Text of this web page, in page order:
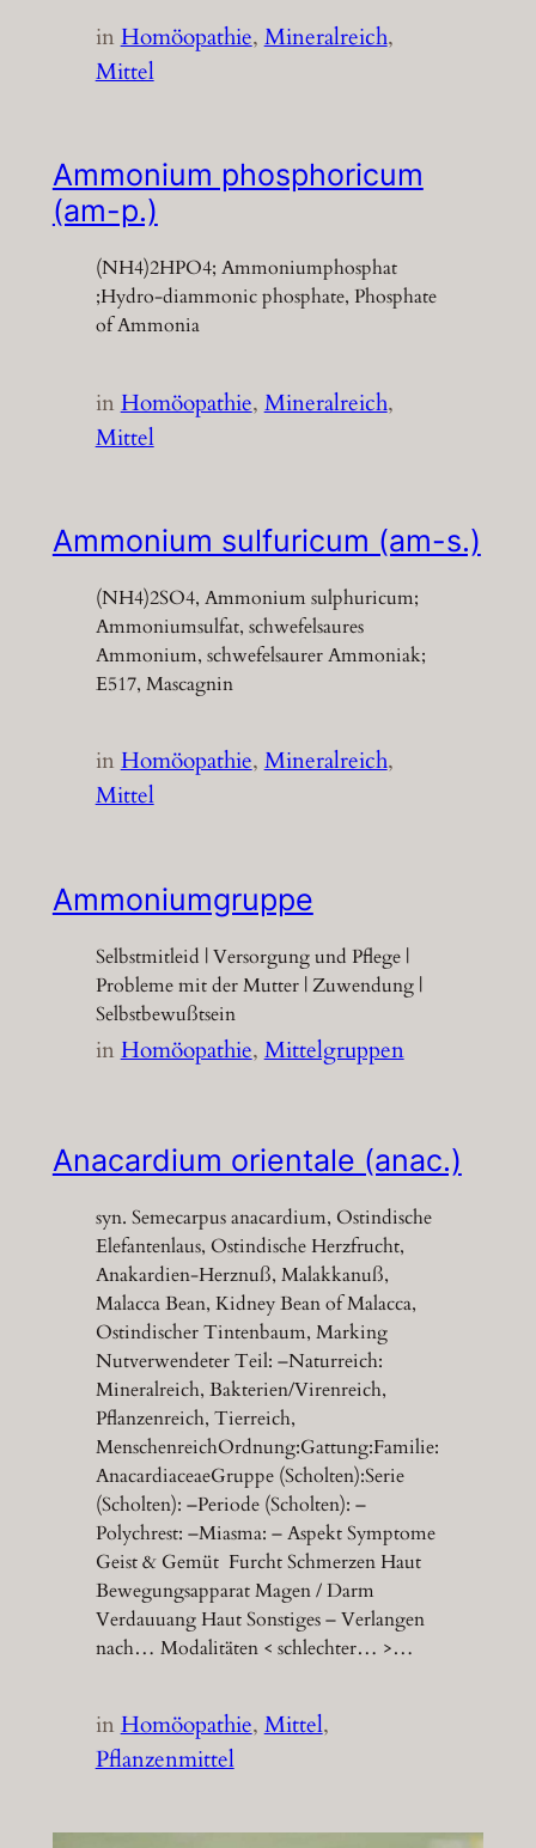
inHomöopathie, Mineralreich
Mittel
Ammonium phosphoricum
(am-p.)
(NH4)2HPO4; Ammoniumphosphat
;Hydro-diammonic phosphate, Phosphate
of Ammonia
inHomöopathie, Mineralreich
Mittel
Ammonium sulfuricum (am-s.)
(NH4)2SO4, Ammonium sulphuricum;
Ammoniumsulfat, schwefelsaures
Ammonium, schwefelsaurer Ammoniak;
E517, Mascagnin
inHomöopathie, Mineralreich
Mittel
Ammoniumgruppe
Selbstmitleid | Versorgung und Pflege |
Probleme mit der Mutter | Zuwendung |
Selbstbewußtsein
inHomöopathie, Mittelgruppen
Anacardium orientale (anac.)
syn. Semecarpus anacardium, Ostindische
Elefantenlaus, Ostindische Herzfrucht,
Anakardien-Herznuß, Malakkanuß,
Malacca Bean, Kidney Bean of Malacca,
Ostindischer Tintenbaum, Marking
Nutverwendeter Teil: –Naturreich:
Mineralreich, Bakterien/Virenreich,
Pflanzenreich, Tierreich,
MenschenreichOrdnung:Gattung:Familie:
AnacardiaceaeGruppe (Scholten):Serie
(Scholten): –Periode (Scholten): –
Polychrest: –Miasma: – Aspekt Symptome
Geist & Gemüt Furcht Schmerzen Haut
Bewegungsapparat Magen / Darm
Verdauuang Haut Sonstiges – Verlangen
nach… Modalitäten < schlechter… >…
inHomöopathie, Mittel
Pflanzenmittel